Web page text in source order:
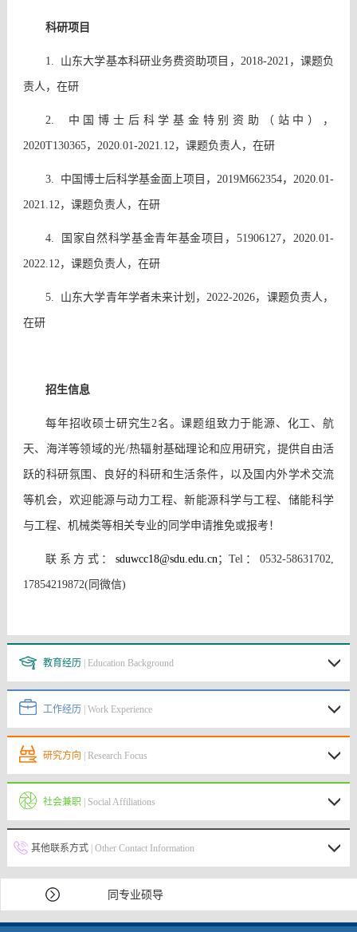
科研项目
1. 山东大学基本科研业务费资助项目，2018-2021，课题负
责人，在研
2. 中国博士后科学基金特别资助（站中），
2020T130365，2020.01-2021.12，课题负责人，在研
3. 中国博士后科学基金面上项目，2019M662354，2020.01-
2021.12，课题负责人，在研
4. 国家自然科学基金青年基金项目，51906127，2020.01-
2022.12，课题负责人，在研
5. 山东大学青年学者未来计划，2022-2026，课题负责人，
在研
招生信息
每年招收硕士研究生2名。课题组致力于能源、化工、航
天、海洋等领域的光/热辐射基础理论和应用研究，提供自由活
跃的科研氛围、良好的科研和生活条件，以及国内外学术交流
等机会，欢迎能源与动力工程、新能源科学与工程、储能科学
与工程、机械类等相关专业的同学申请推免或报考！
联系方式： sduwcc18@sdu.edu.cn； Tel：0532-58631702,
17854219872(同微信)
教育经历 | Education Background
工作经历 | Work Experience
研究方向 | Research Focus
社会兼职 | Social Affiliations
其他联系方式| Other Contact Information
同专业硕导